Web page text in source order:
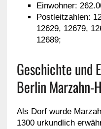
Einwohner:
Postleitzahlen:
12629, 12679,
12689;
Geschichte und
Berlin Marzahn-
Als Dorf wurde
1300 urkundlich